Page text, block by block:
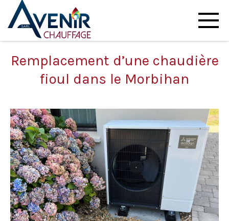
Remplacement d’une chaudière
fioul dans le Morbihan